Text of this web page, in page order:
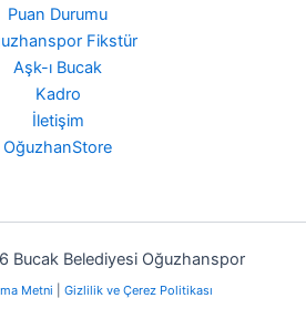
Puan Durumu
Fikstür
Aşk-ı Bucak
Kadro
İletişim
OğuzhanStore
Bucak Belediyesi Oğuzhanspor
Metni Gizlilik ve Çerez Politikası